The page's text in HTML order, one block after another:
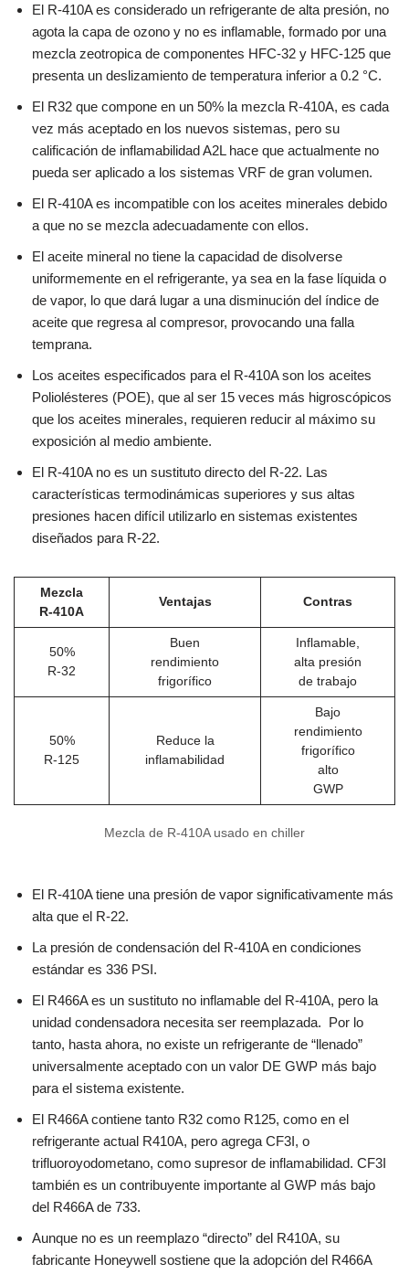
El R-410A es considerado un refrigerante de alta presión, no
agota la capa de ozono y no es inflamable, formado por una
mezcla zeotropica de componentes HFC-32 y HFC-125 que
presenta un deslizamiento de temperatura inferior a 0.2 °C.
El R32 que compone en un 50% la mezcla R-410A, es cada
vez más aceptado en los nuevos sistemas, pero su
calificación de inflamabilidad A2L hace que actualmente no
pueda ser aplicado a los sistemas VRF de gran volumen.
El R-410A es incompatible con los aceites minerales debido
a que no se mezcla adecuadamente con ellos.
El aceite mineral no tiene la capacidad de disolverse
uniformemente en el refrigerante, ya sea en la fase líquida o
de vapor, lo que dará lugar a una disminución del índice de
aceite que regresa al compresor, provocando una falla
temprana.
Los aceites especificados para el R-410A son los aceites
Poliolésteres (POE), que al ser 15 veces más higroscópicos
que los aceites minerales, requieren reducir al máximo su
exposición al medio ambiente.
El R-410A no es un sustituto directo del R-22. Las
características termodinámicas superiores y sus altas
presiones hacen difícil utilizarlo en sistemas existentes
diseñados para R-22.
Mezcla
R-410A
Ventajas Contras
50%
R-32
Buen
rendimiento
frigorífico
Inflamable,
alta presión
de trabajo
50%
R-125
Reduce la
inflamabilidad
Bajo
rendimiento
frigorífico
alto
GWP
Mezcla de R-410A usado en chiller
El R-410A tiene una presión de vapor significativamente más
alta que el R-22.
La presión de condensación del R-410A en condiciones
estándar es 336 PSI.
El R466A es un sustituto no inflamable del R-410A, pero la
unidad condensadora necesita ser reemplazada. Por lo
tanto, hasta ahora, no existe un refrigerante de “llenado”
universalmente aceptado con un valor DE GWP más bajo
para el sistema existente.
El R466A contiene tanto R32 como R125, como en el
refrigerante actual R410A, pero agrega CF3I, o
trifluoroyodometano, como supresor de inflamabilidad. CF3I
también es un contribuyente importante al GWP más bajo
del R466A de 733.
Aunque no es un reemplazo “directo” del R410A, su
fabricante Honeywell sostiene que la adopción del R466A